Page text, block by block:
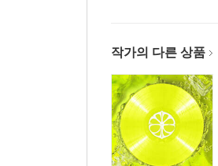
작가의 다른 상품